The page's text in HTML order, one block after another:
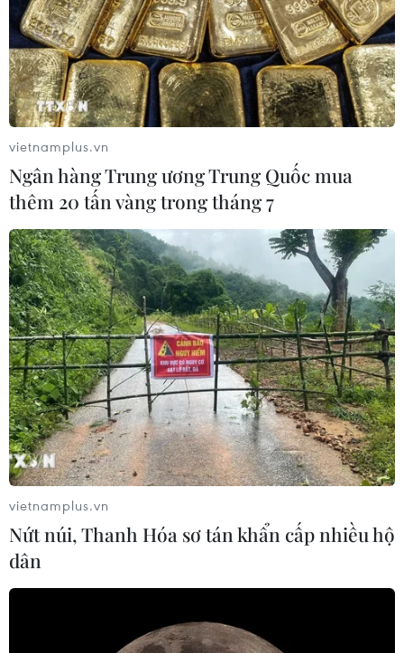
Giai đoạn 2030: Bộ GTVT sẽ làm thêm
nhiều tuyến cao tốc, đường sắt
22/06/2023 01:48
Giai đoạn đến năm 2030, Bộ Giao thông Vận tải sẽ đầu
tư hoàn thành đường Vành đai 5-Vùng Thủ đô Hà Nội
và phấn đấu khởi công tuyến đường sắt tốc độ cao Bắc-
Nam.
vietnamplus.vn
Ngân hàng Trung ương Trung Quốc mua
thêm 20 tấn vàng trong tháng 7
vietnamplus.vn
Nứt núi, Thanh Hóa sơ tán khẩn cấp nhiều hộ
dân